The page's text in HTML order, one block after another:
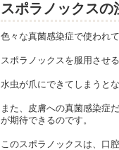
スポラノックスの
色々な真菌感染症で使われ
スポラノックスを服用させ
水虫が爪にできてしまうと
また、皮膚への真菌感染症
が期待できるのです。
このスポラノックスは、口